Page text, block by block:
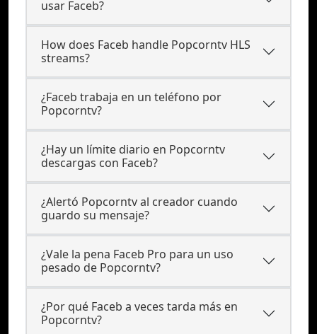
usar Faceb?
How does Faceb handle Popcorntv HLS
streams?
¿Faceb trabaja en un teléfono por
Popcorntv?
¿Hay un límite diario en Popcorntv
descargas con Faceb?
¿Alertó Popcorntv al creador cuando
guardo su mensaje?
¿Vale la pena Faceb Pro para un uso
pesado de Popcorntv?
¿Por qué Faceb a veces tarda más en
Popcorntv?